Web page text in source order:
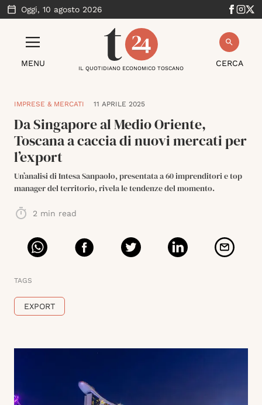
Oggi, 10 agosto 2026
MENU CERCA
IL QUOTIDIANO ECONOMICO TOSCANO
IMPRESE & MERCATI 11 APRILE 2025
Da Singapore al Medio Oriente,
Toscana a caccia di nuovi mercati per
l’export
Un’analisi di Intesa Sanpaolo, presentata a 60 imprenditori e top
manager del territorio, rivela le tendenze del momento.
2 min read
TAGS
EXPORT